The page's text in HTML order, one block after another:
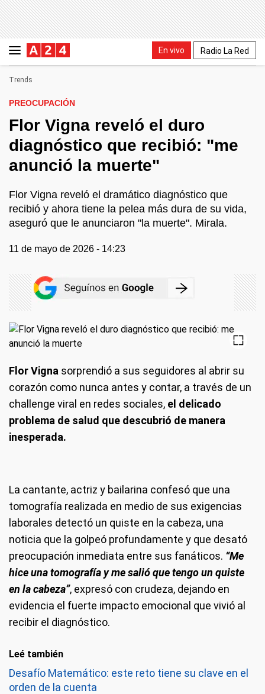
En vivo Radio La Red
Trends
PREOCUPACIÓN
Flor Vigna reveló el duro
diagnóstico que recibió: "me
anunció la muerte"
Flor Vigna reveló el dramático diagnóstico que
recibió y ahora tiene la pelea más dura de su vida,
aseguró que le anunciaron "la muerte". Mirala.
11 de mayo de 2026 - 14:23
Flor Vigna sorprendió a sus seguidores al abrir su
corazón como nunca antes y contar, a través de un
challenge viral en redes sociales, el delicado
problema de salud que descubrió de manera
inesperada.
La cantante, actriz y bailarina confesó que una
tomografía realizada en medio de sus exigencias
laborales detectó un quiste en la cabeza, una
noticia que la golpeó profundamente y que desató
preocupación inmediata entre sus fanáticos. “Me
hice una tomografía y me salió que tengo un quiste
en la cabeza”, expresó con crudeza, dejando en
evidencia el fuerte impacto emocional que vivió al
recibir el diagnóstico.
Leé también
Desafío Matemático: este reto tiene su clave en el
orden de la cuenta